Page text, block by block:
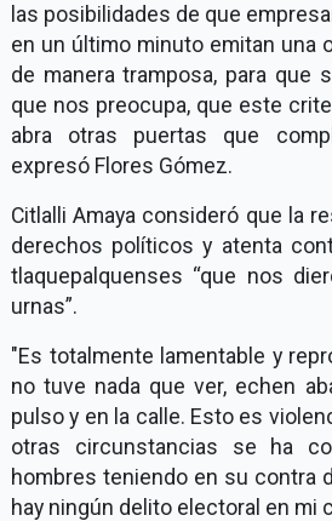
las posibilidades de que
en un último minuto emitan una
de manera tramposa, para que
que nos preocupa, que este
abra otras puertas que
expresó Flores Gómez.
Citlalli Amaya consideró que la
derechos políticos y atenta
tlaquepalquenses “que nos
urnas”.
"Es totalmente lamentable y
no tuve nada que ver, echen
pulso y en la calle. Esto es
otras circunstancias se ha
hombres teniendo en su contra
hay ningún delito electoral en mi